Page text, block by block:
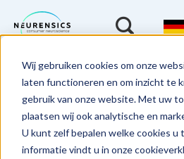
Wij gebruiken cookies om onze
laten functioneren en om inzicht te
gebruik van onze website. Met uw
plaatsen wij ook analytische en
U kunt zelf bepalen welke cookies u
informatie vindt u in onze
Expertisen
Branchen
Methoden
Webinar -Do 13 aug | 10:00 -